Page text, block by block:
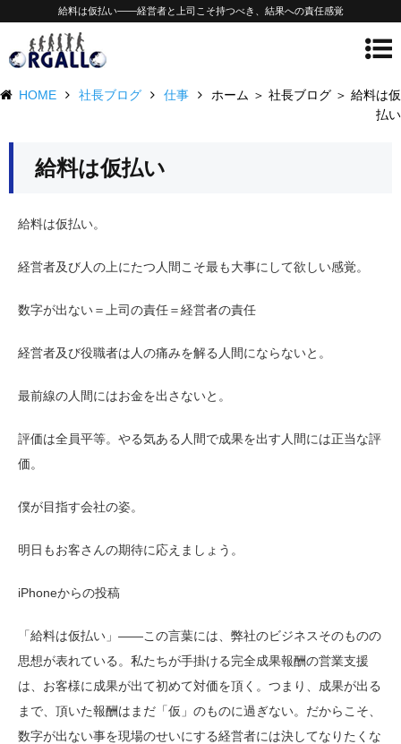
給料は仮払い——経営者と上司こそ持つべき、結果への責任感覚
HOME 社長ブログ 仕事
ホーム ＞ 社長ブログ ＞ 給料は仮
払い
給料は仮払い
給料は仮払い。
経営者及び人の上にたつ人間こそ最も大事にして欲しい感覚。
数字が出ない＝上司の責任＝経営者の責任
経営者及び役職者は人の痛みを解る人間にならないと。
最前線の人間にはお金を出さないと。
評価は全員平等。やる気ある人間で成果を出す人間には正当な評
価。
僕が目指す会社の姿。
明日もお客さんの期待に応えましょう。
iPhoneからの投稿
「給料は仮払い」——この言葉には、弊社のビジネスそのものの
思想が表れている。私たちが手掛ける完全成果報酬の営業支援
は、お客様に成果が出て初めて対価を頂く。つまり、成果が出る
まで、頂いた報酬はまだ「仮」のものに過ぎない。だからこそ、
数字が出ない事を現場のせいにする経営者には決してなりたくな